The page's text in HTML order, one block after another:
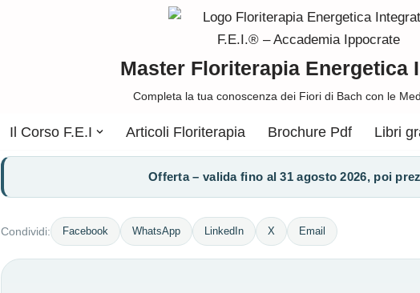
Master Floriterapia Energetica
Completa la tua conoscenza dei Fiori di Bach con le
Il Corso F.E.I Articoli Floriterapia Brochure Pdf Libri
Offerta – valida fino al 31 agosto 2026, poi
Condividi: Facebook WhatsApp LinkedIn X Email